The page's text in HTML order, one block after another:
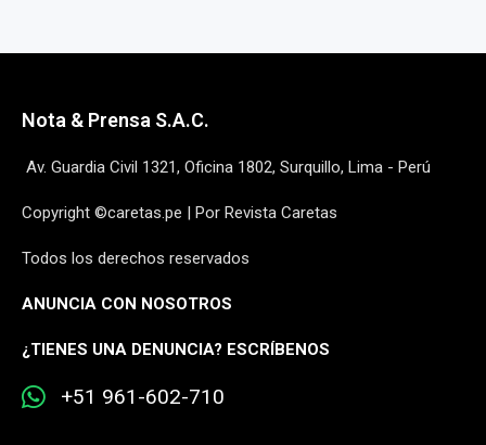
Nota & Prensa S.A.C.
Av. Guardia Civil 1321, Oficina 1802, Surquillo, Lima - Perú
Copyright ©caretas.pe | Por Revista Caretas
Todos los derechos reservados
ANUNCIA CON NOSOTROS
¿TIENES UNA DENUNCIA? ESCRÍBENOS
+51 961-602-710